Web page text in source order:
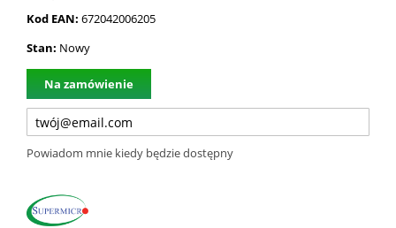
Kod EAN: 672042006205
Stan: Nowy
Na zamówienie
Powiadom mnie kiedy będzie dostępny